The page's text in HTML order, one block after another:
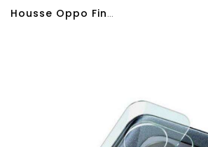
Housse Oppo Find X3 Neo Abstraction Coloré